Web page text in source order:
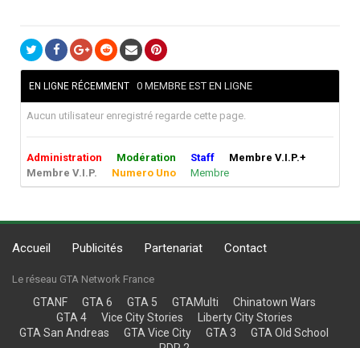
EN LIGNE RÉCEMMENT 0 MEMBRE EST EN LIGNE
Aucun utilisateur enregistré regarde cette page.
Administration Modération Staff
Membre V.I.P.+
Membre V.I.P.
Numero Uno Membre
Accueil Publicités Partenariat Contact
Le réseau GTA Network France
GTANF GTA 6 GTA 5 GTAMulti
Chinatown Wars
GTA 4
Vice City Stories
Liberty City Stories
GTA San Andreas
GTA Vice City GTA 3
GTA Old School